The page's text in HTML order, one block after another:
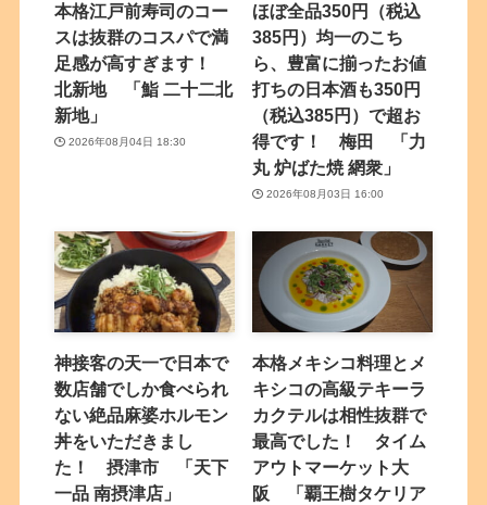
本格江戸前寿司のコー
スは抜群のコスパで満
足感が高すぎます！
北新地 「鮨 二十二北
新地」
2026年08月04日 18:30
ほぼ全品350円（税込
385円）均一のこち
ら、豊富に揃ったお値
打ちの日本酒も350円
（税込385円）で超お
得です！ 梅田 「力
丸 炉ばた焼 網衆」
2026年08月03日 16:00
神接客の天一で日本で
数店舗でしか食べられ
ない絶品麻婆ホルモン
丼をいただきまし
た！ 摂津市 「天下
一品 南摂津店」
本格メキシコ料理とメ
キシコの高級テキーラ
カクテルは相性抜群で
最高でした！ タイム
アウトマーケット大
阪 「覇王樹タケリア